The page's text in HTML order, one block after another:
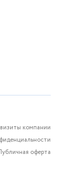
компании
оферта